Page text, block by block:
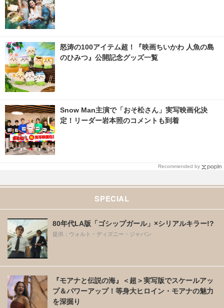
怒涛の100アイテム超！『映画ちいかわ 人魚の島
のひみつ』公開記念グッズ一覧
Snow Man主演で「おそ松さん」実写映画化決
定！リーダー岩本照のコメントも到着
Recommended by
SPECIAL
80年代LA版「ゴシップガール」×シリアルキラー!?
提供：ウォルト・ディズニー・ジャパン
『モアナと伝説の海』＜超＞実写版でスケールアッ
プ＆パワーアップ！等身大ヒロイン・モアナの魅力
を深掘り